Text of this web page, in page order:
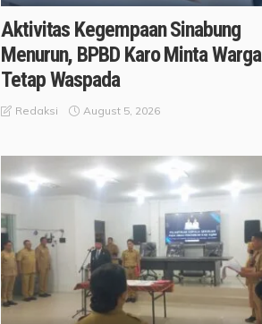
Aktivitas Kegempaan Sinabung
Menurun, BPBD Karo Minta Warga
Tetap Waspada
Redaksi August 5, 2026